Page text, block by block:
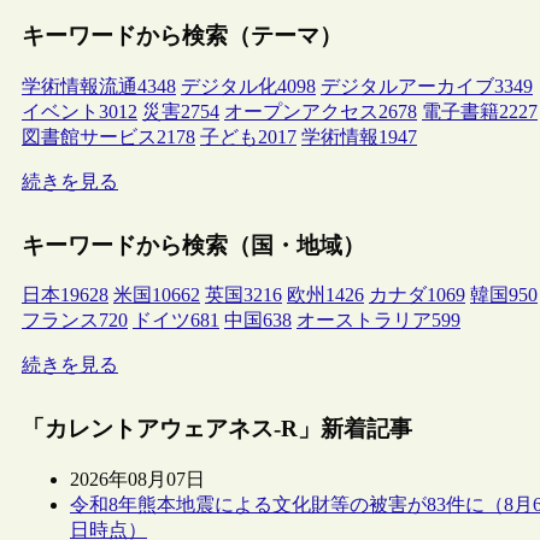
キーワードから検索（テーマ）
学術情報流通4348 デジタル化4098 デジタルアーカイブ3349
イベント 3012 災害2754 オープンアクセス2678 電子書籍2227
図書館サービス2178 子ども2017 学術情報1947
続きを見る
キーワードから検索（国・地域）
日本19628 米国 10662 英国3216 欧州 1426 カナダ1069 韓国950
フランス720 ドイツ681 中国638 オーストラリア599
続きを見る
「カレントアウェアネス-R」新着記事
2026年08月07日
令和8年熊本地震による文化財等の被害が83件に（8月
日時点）